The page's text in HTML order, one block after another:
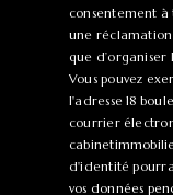
consentement
une réclamation
que d’organiser
Vous pouvez
l'adresse 18
courrier
d'identité
vos données